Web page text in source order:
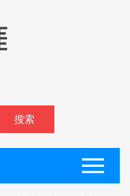
搜索